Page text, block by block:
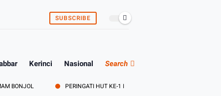
SUBSCRIBE
Kerinci Nasional Search
PERINGATI HUT KE-1 KODAM XX/TIB, KOREM 042/GAPU GELAR